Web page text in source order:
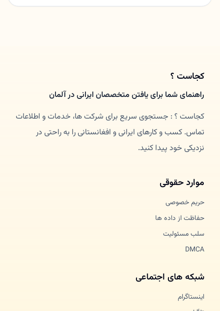
کجاست ؟
راهنمای شما برای یافتن متخصصان ایرانی در آلمان
کجاست ؟ : جستجوی سریع برای شرکت ها، خدمات و اطلاعات
تماس. کسب و کارهای ایرانی و افغانستانی را به راحتی در
نزدیکی خود پیدا کنید.
موارد حقوقی
حریم خصوصی
حفاظت از داده ها
سلب مسئولیت
DMCA
شبکه های اجتماعی
اینستاگرام